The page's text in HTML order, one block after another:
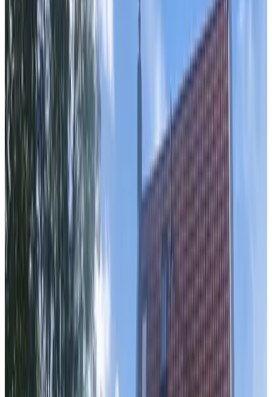
9.6
Market View
Amsterdam
9.5
Ark Watervilla Albertje